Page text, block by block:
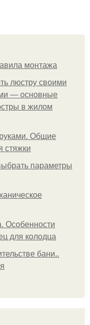
монтажа
люстру своими
— основные
в жилом
Общие
стяжки
параметры
Особенности
для колодца
бани..